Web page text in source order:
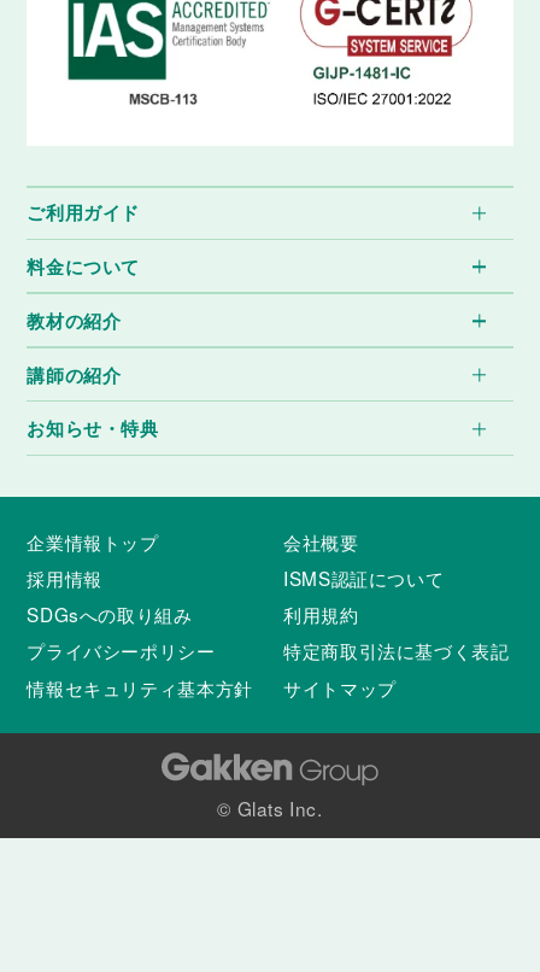
ご利用ガイド
料金について
教材の紹介
講師の紹介
お知らせ・特典
企業情報トップ
会社概要
採用情報
ISMS認証について
SDGsへの取り組み
利用規約
プライバシーポリシー
特定商取引法に基づく表記
情報セキュリティ基本方針
サイトマップ
© Glats Inc.